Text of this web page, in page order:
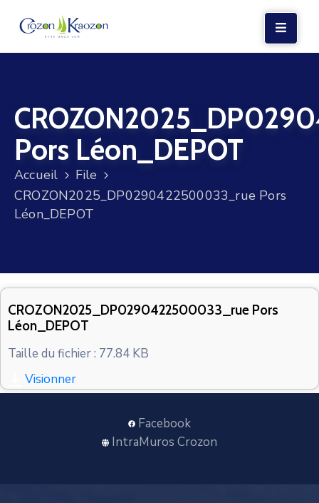
VIE
LOCALE
VIE
SOCIALE
TERRE
VOS
CONTACT
Pors Léon_DEPOT
Accueil
File
CROZON2025_DP0290422500033_rue Pors
Léon_DEPOT
CROZON2025_DP0290422500033_rue Pors
Léon_DEPOT
Taille du fichier : 77.84 KB
Visionner
Facebook
IntraMuros Crozon